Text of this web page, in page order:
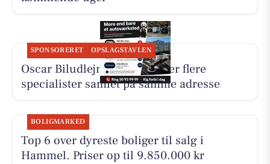
SPONSORERET OPSLAGSTAVLEN
Oscar Biludlejning fremhæver flere
specialister samlet på samme adresse
BOLIGMARKED
Top 6 over dyreste boliger til salg i
Hammel. Priser op til 9.850.000 kr